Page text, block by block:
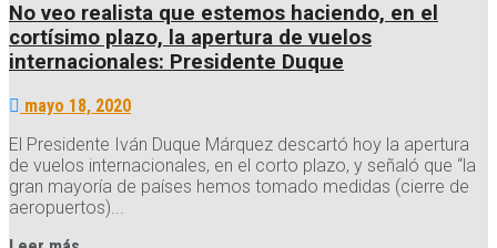
No veo realista que estemos haciendo, en el
cortísimo plazo, la apertura de vuelos
internacionales: Presidente Duque
mayo 18, 2020
El Presidente Iván Duque Márquez descartó hoy la apertura
de vuelos internacionales, en el corto plazo, y señaló que “la
gran mayoría de países hemos tomado medidas (cierre de
aeropuertos)...